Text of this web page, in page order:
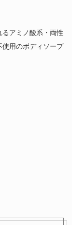
アミノ酸系・両性
用のボディソープ